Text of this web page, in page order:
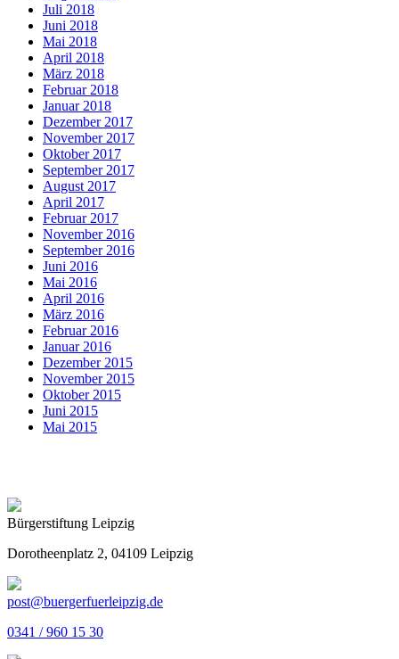
Juli 2018
Juni 2018
Mai 2018
April 2018
März 2018
Februar 2018
Januar 2018
Dezember 2017
November 2017
Oktober 2017
September 2017
August 2017
April 2017
Februar 2017
November 2016
September 2016
Juni 2016
Mai 2016
April 2016
März 2016
Februar 2016
Januar 2016
Dezember 2015
November 2015
Oktober 2015
Juni 2015
Mai 2015
Bürgerstiftung Leipzig
Dorotheenplatz 2, 04109 Leipzig
post@buergerfuerleipzig.de
0341 / 960 15 30